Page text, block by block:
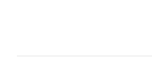
price